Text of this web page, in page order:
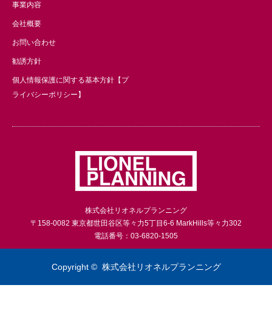
事業内容
会社概要
お問い合わせ
勧誘方針
個人情報保護に関する基本方針【プ
ライバシーポリシー】
株式会社リオネルプランニング
〒158-0082 東京都世田谷区等々力5丁目6-6 MarkHills等々力302
電話番号：03-6820-1505
Copyright © 株式会社リオネルプランニング